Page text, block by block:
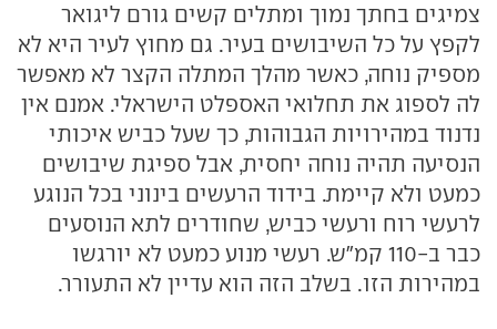
צמיגים בחתך נמוך ומתלים קשים גורם ליגואר
לקפץ על כל השיבושים בעיר. גם מחוץ לעיר היא לא
מספיק נוחה, כאשר מהלך המתלה הקצר לא מאפשר
לה לספוג את תחלואי האספלט הישראלי. אמנם אין
נדנוד במהירויות הגבוהות, כך שעל כביש איכותי
הנסיעה תהיה נוחה יחסית, אבל ספיגת שיבושים
כמעט ולא קיימת. בידוד הרעשים בינוני בכל הנוגע
לרעשי רוח ורעשי כביש, שחודרים לתא הנוסעים
כבר ב-110 קמ"ש. רעשי מנוע כמעט לא יורגשו
במהירות הזו. בשלב הזה הוא עדיין לא התעורר.